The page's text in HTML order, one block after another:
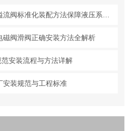
严格遵循德国哈威比列溢流阀标准化装配方法保障液压系统压力调控精准可靠
阀滑阀正确安装方法全解析
安装流程与方法详解
安装规范与工程标准